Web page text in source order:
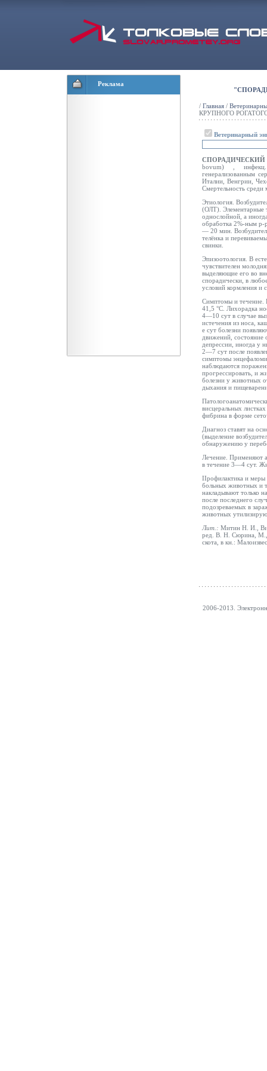
Реклама
/ Главная /
КРУПНОГО
Ветеринарный
bovum) , инфекц.
генерализованным
Италии, Венгрии,
Смертельность
Этиология.
(ОЛТ). Элементарные
однослойной, а
обработка 2%-ным
— 20 мин.
телёнка и
свинки.
Эпизоотология. В
чувствителен
выделяющие его во
спорадически, в
условий кормления и
Симптомы и течение.
41,5 °С. Лихорадка
4—10 сут в случае
истечения из носа,
е сут болезни
движений,
депрессии, иногда у
2—7 сут после
симптомы
наблюдаются
прогрессировать, и
болезни у животных
дыхания и
висцеральных
фибрина в форме
Диагноз ставят на
(выделение
обнаружению у
Лечение. Применяют
в течение 3—4 сут.
IIрофилактика и
больных животных и
накладывают только
после последнего
подозреваемых в
животных
Лит.: Митин Н. И.,
ред. В. Н. Сюрина, М.,
скота, в кн.:
2006-2013.